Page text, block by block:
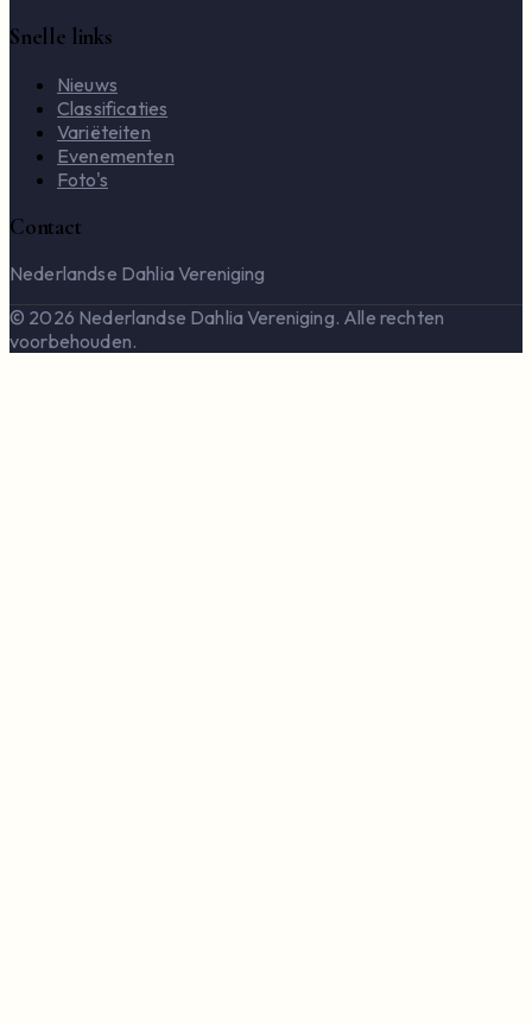
Snelle links
Nieuws
Classificaties
Variëteiten
Evenementen
Foto's
Contact
Nederlandse Dahlia Vereniging
© 2026 Nederlandse Dahlia Vereniging. Alle rechten
voorbehouden.